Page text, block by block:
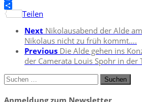
Facebook
Teilen
Next Nikolausabend der Alde
Nikolaus nicht zu früh kommt….
Previous Die Alde gehen ins
der Camerata Louis Spohr in der
Suchen